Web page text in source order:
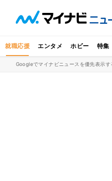
就職応援 エンタメ ホビー 特集
Googleでマイナビニュースを優先表示す